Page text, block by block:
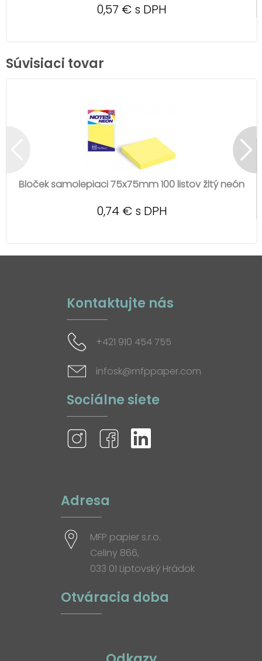
0,57 € s DPH
Súvisiaci tovar
Bloček samolepiaci 75x75mm 100 listov žltý neón
0,74 € s DPH
Kontaktujte nás
+421 910 454 755
infosk@mfppaper.com
Sociálne siete
Adresa
MFP papier s.r.o.
Celiny 866,
033 01 Liptovský Hrádok
Otváracia doba